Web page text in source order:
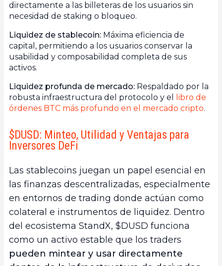
directamente a las billeteras de los usuarios sin
necesidad de staking o bloqueo.
Liquidez de stablecoin: Máxima eficiencia de
capital, permitiendo a los usuarios conservar la
usabilidad y composabilidad completa de sus
activos.
Liquidez profunda de mercado: Respaldado por la
robusta infraestructura del protocolo y el
libro de
órdenes BTC más profundo en el mercado cripto.
$DUSD: Minteo, Utilidad y Ventajas para
Inversores DeFi
Las stablecoins juegan un papel esencial en
las finanzas descentralizadas, especialmente
en entornos de trading donde actúan como
colateral e instrumentos de liquidez. Dentro
del ecosistema StandX, $DUSD funciona
como un activo estable que los traders
pueden mintear y usar directamente